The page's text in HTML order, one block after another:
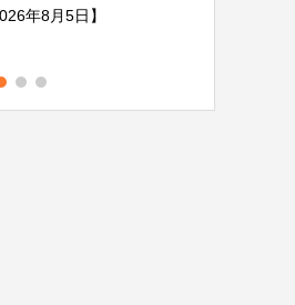
年8月5日】